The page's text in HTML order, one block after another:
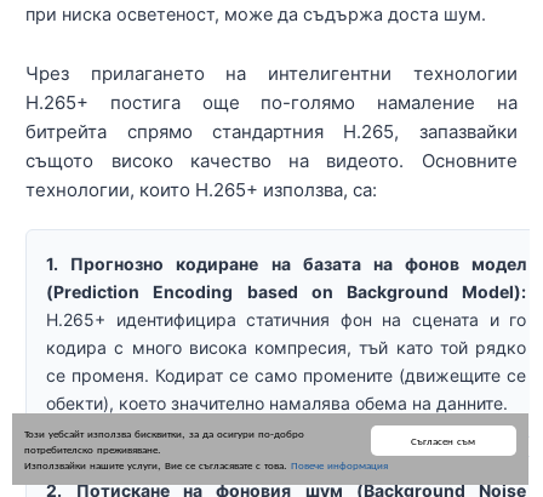
Съгласен съм
Този уебсайт използва бисквитки, за да осигури по-добро
потребителско преживяване.
Използвайки нашите услуги, Вие се съгласявате с това. Повече информация
при ниска осветеност, може да съдържа доста шум.
Чрез прилагането на интелигентни технологии
H.265+ постига още по-голямо намаление на
битрейта спрямо стандартния H.265, запазвайки
същото високо качество на видеото. Основните
технологии, които H.265+ използва, са:
1. Прогнозно кодиране на базата на фонов модел
(Prediction Encoding based on Background Model):
H.265+ идентифицира статичния фон на сцената и го
кодира с много висока компресия, тъй като той рядко
се променя. Кодират се само промените (движещите се
обекти), което значително намалява обема на данните.
2. Потискане на фоновия шум (Background Noise